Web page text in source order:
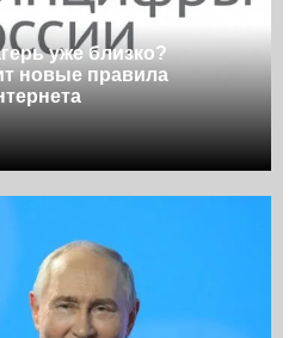
уже близко?
новые правила